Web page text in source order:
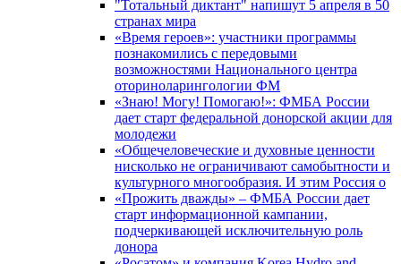
"Тотальный диктант" напишут 5 апреля в 50
странах мира
«Время героев»: участники программы
познакомились с передовыми
возможностями Национального центра
оториноларингологии ФМ
«Знаю! Могу! Помогаю!»: ФМБА России
дает старт федеральной донорской акции для
молодежи
«Общечеловеческие и духовные ценности
нисколько не ограничивают самобытности и
культурного многообразия. И этим Россия о
«Прожить дважды» – ФМБА России дает
старт информационной кампании,
подчеркивающей исключительную роль
донора